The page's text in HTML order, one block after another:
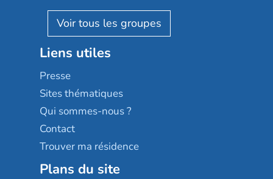
Reseda
Stella management
Les villages d'or
Sérénys
Résidences services Villa Médicis
Résidalya
Groupe aplus
AGE D'OR Services
Liens utiles
Presse
Sites thématiques
Qui sommes-nous ?
Contact
Trouver ma résidence
Plans du site